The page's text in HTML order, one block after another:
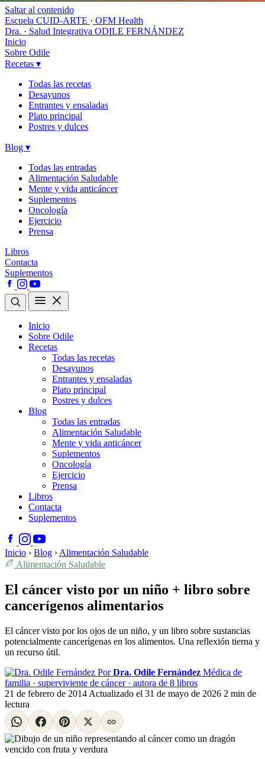
Saltar al contenido
Escuela CUID-ARTE · OFM Health
Dra. · Salud Integrativa ODILE FERNÁNDEZ
Inicio
Sobre Odile
Recetas ▾
Todas las recetas
Desayunos
Entrantes y ensaladas
Plato principal
Postres y dulces
Blog ▾
Todas las entradas
Alimentación Saludable
Mente y vida anticáncer
Suplementos
Oncología
Ejercicio
Prensa
Libros
Contacta
Suplementos
Inicio
Sobre Odile
Recetas
Todas las recetas
Desayunos
Entrantes y ensaladas
Plato principal
Postres y dulces
Blog
Todas las entradas
Alimentación Saludable
Mente y vida anticáncer
Suplementos
Oncología
Ejercicio
Prensa
Libros
Contacta
Suplementos
Inicio › Blog › Alimentación Saludable
Alimentación Saludable
El cáncer visto por un niño + libro sobre
cancerígenos alimentarios
El cáncer visto por los ojos de un niño, y un libro sobre sustancias
potencialmente cancerígenas en los alimentos. Una reflexión tierna y
un recurso útil.
Por Dra. Odile Fernández Médica de
familia · superviviente de cáncer · autora de 8 libros
21 de febrero de 2014 Actualizado el 31 de mayo de 2026 2 min de
lectura